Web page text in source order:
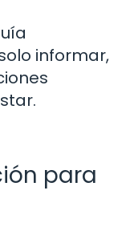
informar,
para